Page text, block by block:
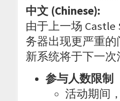
中文 (Chinese):
由于上一场
务器出现更严重
新系统将于下一
参与人数限制
活动期间